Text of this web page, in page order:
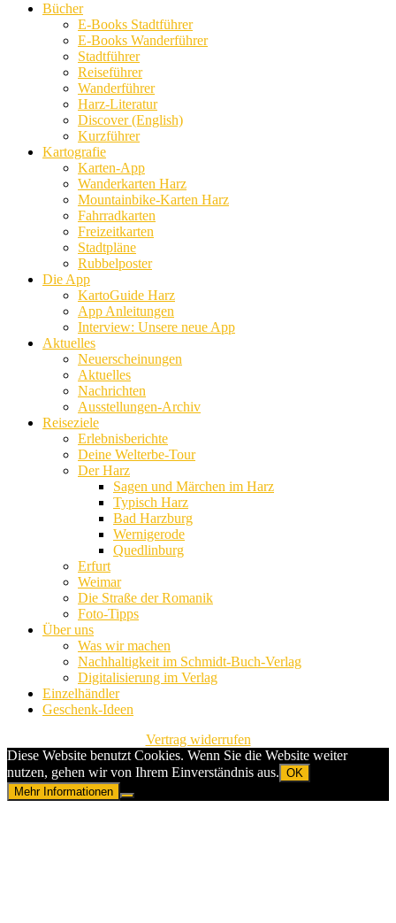
Bücher
E-Books Stadtführer
E-Books Wanderführer
Stadtführer
Reiseführer
Wanderführer
Harz-Literatur
Discover (English)
Kurzführer
Kartografie
Karten-App
Wanderkarten Harz
Mountainbike-Karten Harz
Fahrradkarten
Freizeitkarten
Stadtpläne
Rubbelposter
Die App
KartoGuide Harz
App Anleitungen
Interview: Unsere neue App
Aktuelles
Neuerscheinungen
Aktuelles
Nachrichten
Ausstellungen-Archiv
Reiseziele
Erlebnisberichte
Deine Welterbe-Tour
Der Harz
Sagen und Märchen im Harz
Typisch Harz
Bad Harzburg
Wernigerode
Quedlinburg
Erfurt
Weimar
Die Straße der Romanik
Foto-Tipps
Über uns
Was wir machen
Nachhaltigkeit im Schmidt-Buch-Verlag
Digitalisierung im Verlag
Einzelhändler
Geschenk-Ideen
Vertrag widerrufen
Diese Website benutzt Cookies. Wenn Sie die Website weiter
nutzen, gehen wir von Ihrem Einverständnis aus. OK
Mehr Informationen